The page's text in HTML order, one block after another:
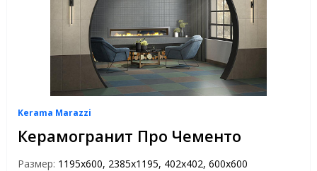
Kerama Marazzi
Керамогранит Про Чементо
Размер: 1195х600, 2385х1195, 402х402, 600х600